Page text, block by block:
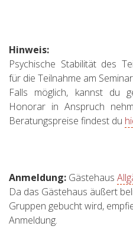
Hinweis:
Psychische Stabilität des
für die Teilnahme am
Falls möglich, kannst du
Honorar in Anspruch
Beratungspreise findest du
Anmeldung: Gästehaus
Da das Gästehaus äußert
Gruppen gebucht wird,
Anmeldung.